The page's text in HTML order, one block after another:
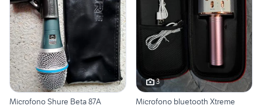
Microfono Shure Beta 87A
3
Microfono bluetooth Xtreme